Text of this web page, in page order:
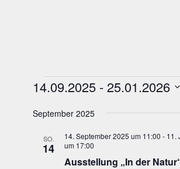
Veranstaltungen
14.09.2025 - 25.01.2026
wählen.
September 2025
SO.
14
Aus­stel­lung „In der
14. September 2025 um 11:00 - 11.
um 17:00